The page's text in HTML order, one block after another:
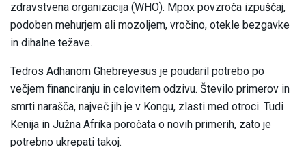
zdravstvena organizacija (WHO). Mpox povzroča izpuščaj,
podoben mehurjem ali mozoljem, vročino, otekle bezgavke
in dihalne težave.
Tedros Adhanom Ghebreyesus je poudaril potrebo po
večjem financiranju in celovitem odzivu. Število primerov in
smrti narašča, največ jih je v Kongu, zlasti med otroci. Tudi
Kenija in Južna Afrika poročata o novih primerih, zato je
potrebno ukrepati takoj.